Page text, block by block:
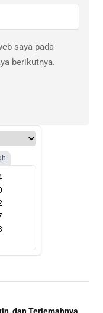
saya pada
berikutnya.
dan Terjemahnya